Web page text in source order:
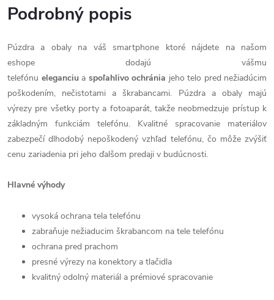
Podrobný popis
Púzdra a obaly na váš smartphone ktoré nájdete na našom
eshope dodajú vášmu
telefónu eleganciu a spoľahlivo ochránia jeho telo pred nežiadúcim
poškodením, nečistotami a škrabancami. Púzdra a obaly majú
výrezy pre všetky porty a fotoaparát, takže neobmedzuje prístup k
základným funkciám telefónu. Kvalitné spracovanie materiálov
zabezpečí dlhodobý nepoškodený vzhľad telefónu, čo môže zvýšiť
cenu zariadenia pri jeho ďalšom predaji v budúcnosti.
Hlavné výhody
vysoká ochrana tela telefónu
zabraňuje nežiaducim škrabancom na tele telefónu
ochrana pred prachom
presné výrezy na konektory a tlačidla
kvalitný odolný materiál a prémiové spracovanie